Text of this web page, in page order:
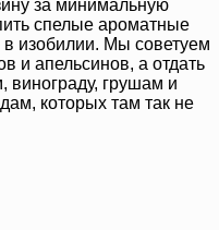
за минимальную
спелые ароматные
изобилии. Мы советуем
и апельсинов, а отдать
винограду, грушам и
которых там так не